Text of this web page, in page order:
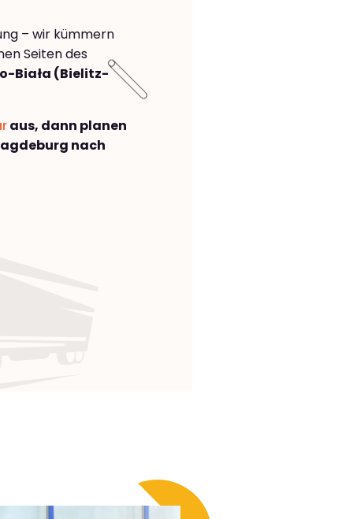
– wir kümmern
Seiten des
Biała (Bielitz-
aus, dann planen
nach